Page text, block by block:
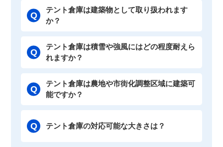
テント倉庫は建築物として取り扱われます
か？
テント倉庫は積雪や強風にはどの程度耐えら
れますか？
テント倉庫は農地や市街化調整区域に建築可
能ですか？
テント倉庫の対応可能な大きさは？